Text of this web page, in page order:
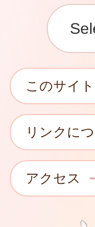
このサイ
リンクに
アクセス